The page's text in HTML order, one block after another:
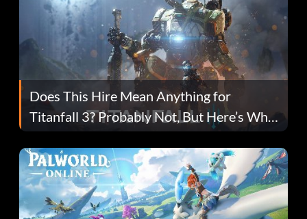
Does This Hire Mean Anything for
Titanfall 3? Probably Not, But Here’s Why
Fans Are Hopeful